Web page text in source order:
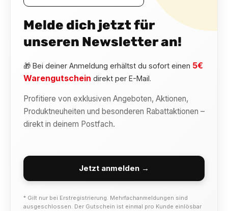
Melde dich jetzt für
unseren Newsletter an!
🎁 Bei deiner Anmeldung erhältst du sofort einen 5€
Warengutschein direkt per E-Mail.
Profitiere von exklusiven Angeboten, Aktionen,
Produktneuheiten und besonderen Rabattaktionen –
direkt in deinem Postfach.
Jetzt anmelden →
* Gilt nur bei Erstregistrierung. Mehrfachanmeldungen sind
ausgeschlossen. Der Gutschein ist einmal pro Kunde einlösbar